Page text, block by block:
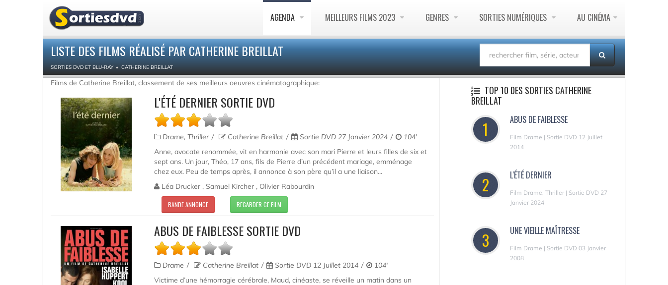
AGENDA MEILLEURS FILMS 2023 GENRES SORTIES NUMÉRIQUES AU CINÉMA
LISTE DES FILMS RÉALISÉ PAR CATHERINE BREILLAT
SORTIES DVD ET BLU-RAY CATHERINE BREILLAT
Films de Catherine Breillat, classement de ses meilleurs oeuvres cinématographique:
L'ÉTÉ DERNIER SORTIE DVD
Drame, Thriller Catherine Breillat Sortie DVD 27 Janvier 2024
104'
Anne, avocate renommée, vit en harmonie avec son mari Pierre et leurs filles de six et
sept ans. Un jour, Théo, 17 ans, fils de Pierre d’un précédent mariage, emménage
chez eux. Peu de temps après, il annonce à son père qu’il a une liaison...
Léa Drucker , Samuel Kircher , Olivier Rabourdin
BANDE ANNONCE REGARDER CE FILM
ABUS DE FAIBLESSE SORTIE DVD
Drame Catherine Breillat Sortie DVD 12 Juillet 2014
104'
Victime d’une hémorragie cérébrale, Maud, cinéaste, se réveille un matin dans un
TOP 10 DES SORTIES CATHERINE
BREILLAT
1 ABUS DE FAIBLESSE
Film Drame | Sortie DVD 12 Juillet
2014
2 L'ÉTÉ DERNIER
Film Drame, Thriller | Sortie DVD 27
Janvier 2024
3 UNE VIEILLE MAÎTRESSE
Film Drame | Sortie DVD 03 Janvier
2008